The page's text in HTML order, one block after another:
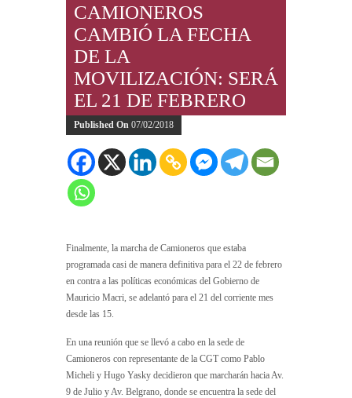
CAMIONEROS
CAMBIÓ LA FECHA
DE LA
MOVILIZACIÓN: SERÁ
EL 21 DE FEBRERO
Published On 07/02/2018
Finalmente, la marcha de Camioneros que estaba
programada casi de manera definitiva para el 22 de febrero
en contra a las políticas económicas del Gobierno de
Mauricio Macri, se adelantó para el 21 del corriente mes
desde las 15.
En una reunión que se llevó a cabo en la sede de
Camioneros con representante de la CGT como Pablo
Micheli y Hugo Yasky decidieron que marcharán hacia Av.
9 de Julio y Av. Belgrano, donde se encuentra la sede del